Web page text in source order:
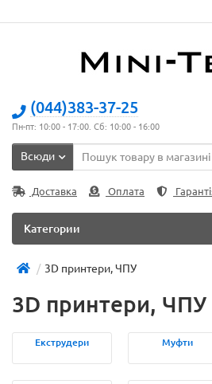
(044)383-37-25
Пн-пт: 10:00 - 17:00. Сб: 10:00 - 16:00
Всюди
Доставка Оплата
Категории
3D принтери, ЧПУ
3D принтери, ЧПУ
Екструдери Муфти